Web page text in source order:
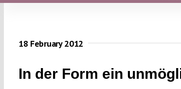
18 February 2012
In der Form ein